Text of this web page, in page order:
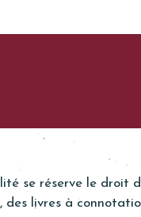
se réserve le droit
des livres à